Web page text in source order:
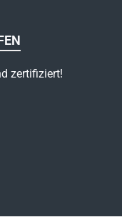
zertifiziert!